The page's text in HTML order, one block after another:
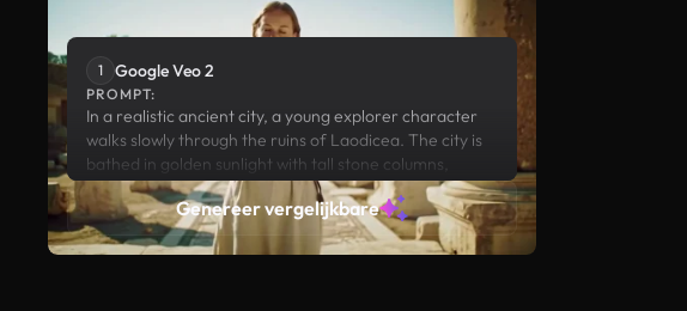
1 Google Veo 2
PROMPT:
In a realistic ancient city, a young explorer character
walks slowly through the ruins of Laodicea. The city is
bathed in golden sunlight with tall stone columns,
broken statues, and mosaic floors. The explorer wears
a simple historical tunic, holding a mysterious ancient
map and looking around in wonder. Cinematic wide-
angle shot with smooth camera movement and
Genereer vergelijkbare